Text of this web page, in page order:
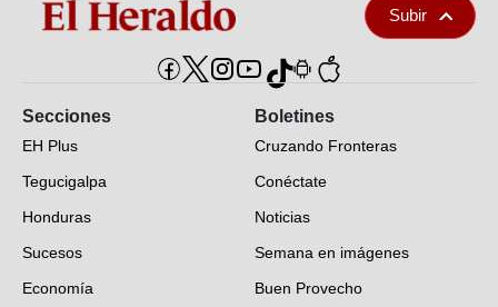
Subir
Secciones
EH Plus
Tegucigalpa
Honduras
Sucesos
Economía
Boletines
Cruzando Fronteras
Conéctate
Noticias
Semana en imágenes
Buen Provecho